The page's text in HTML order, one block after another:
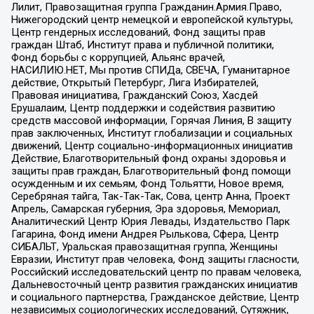
Лилит, Правозащитная группа Гражданин.Армия.Право,
Нижегородский центр немецкой и европейской культуры,
Центр гендерных исследований, Фонд защиты прав
граждан Штаб, Институт права и публичной политики,
Фонд борьбы с коррупцией, Альянс врачей,
НАСИЛИЮ.НЕТ, Мы против СПИДа, СВЕЧА, Гуманитарное
действие, Открытый Петербург, Лига Избирателей,
Правовая инициатива, Гражданский Союз, Хасдей
Ерушалаим, Центр поддержки и содействия развитию
средств массовой информации, Горячая Линия, В защиту
прав заключенных, Институт глобализации и социальных
движений, Центр социально-информационных инициатив
Действие, Благотворительный фонд охраны здоровья и
защиты прав граждан, Благотворительный фонд помощи
осужденным и их семьям, Фонд Тольятти, Новое время,
Серебряная тайга, Так-Так-Так, Сова, центр Анна, Проект
Апрель, Самарская губерния, Эра здоровья, Мемориал,
Аналитический Центр Юрия Левады, Издательство Парк
Гагарина, Фонд имени Андрея Рылькова, Сфера, Центр
СИБАЛЬТ, Уральская правозащитная группа, Женщины
Евразии, Институт прав человека, Фонд защиты гласности,
Российский исследовательский центр по правам человека,
Дальневосточный центр развития гражданских инициатив
и социального партнерства, Гражданское действие, Центр
независимых социологических исследований, Сутяжник,